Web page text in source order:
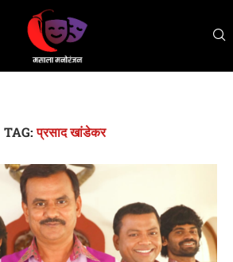
TAG:प्रसाद खांडेकर